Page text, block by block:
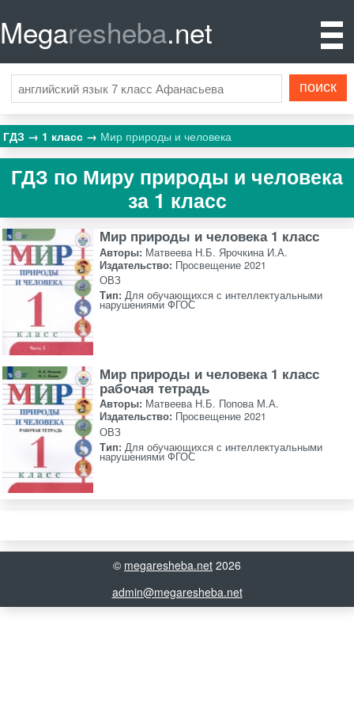
Megaresheba.net
ГДЗ 1 класс Мир природы и человека
ГДЗ по Миру природы и человека
за 1 класс
Мир природы и человека 1 класс
Авторы: Матвеева Н.Б. Ярочкина И.А.
Издательство: Просвещение 2021
ОВЗ
Тип: Для обучающихся с интеллектуальными
нарушениями ФГОС
Мир природы и человека 1 класс
рабочая тетрадь
Авторы: Матвеева Н.Б. Попова М.А.
Издательство: Просвещение 2021
ОВЗ
Тип: Для обучающихся с интеллектуальными
нарушениями ФГОС
© megaresheba.net 2026
admin@megaresheba.net